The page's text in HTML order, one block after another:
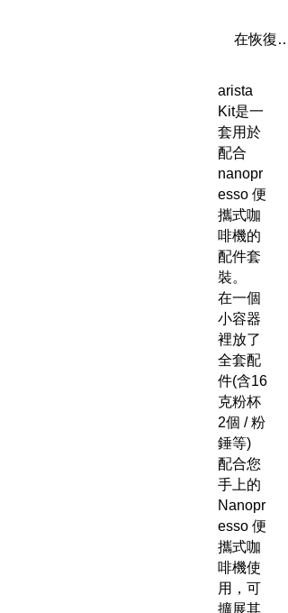
在恢復
arista
Kit是一
套用於
配合
nanopr
esso 便
攜式咖
啡機的
配件套
裝。
在一個
小容器
裡放了
全套配
件(含16
克粉杯
2個 / 粉
錘等)
配合您
手上的
Nanopr
esso 便
攜式咖
啡機使
用，可
擴展其